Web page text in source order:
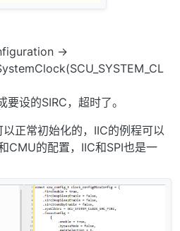
->
设的SIRC，超时了。
正常初始化的，IIC的例程可以
CMU的配置，IIC和SPI也是一